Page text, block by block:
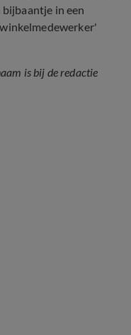
bijbaantje in een
is bij de redactie